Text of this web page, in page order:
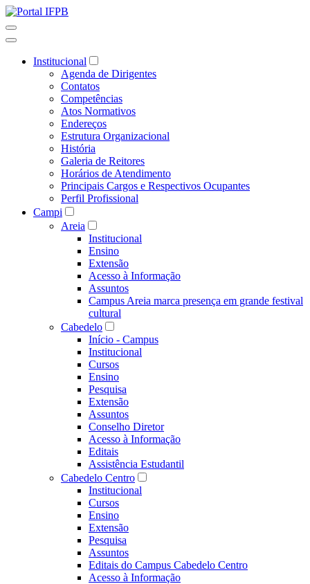
Institucional
Agenda de Dirigentes
Contatos
Competências
Atos Normativos
Endereços
Estrutura Organizacional
História
Galeria de Reitores
Horários de Atendimento
Principais Cargos e Respectivos Ocupantes
Perfil Profissional
Campi
Areia
Institucional
Ensino
Extensão
Acesso à Informação
Assuntos
Campus Areia marca presença em grande festival
cultural
Cabedelo
Início - Campus
Institucional
Cursos
Ensino
Pesquisa
Extensão
Assuntos
Conselho Diretor
Acesso à Informação
Editais
Assistência Estudantil
Cabedelo Centro
Institucional
Cursos
Ensino
Extensão
Pesquisa
Assuntos
Editais do Campus Cabedelo Centro
Acesso à Informação